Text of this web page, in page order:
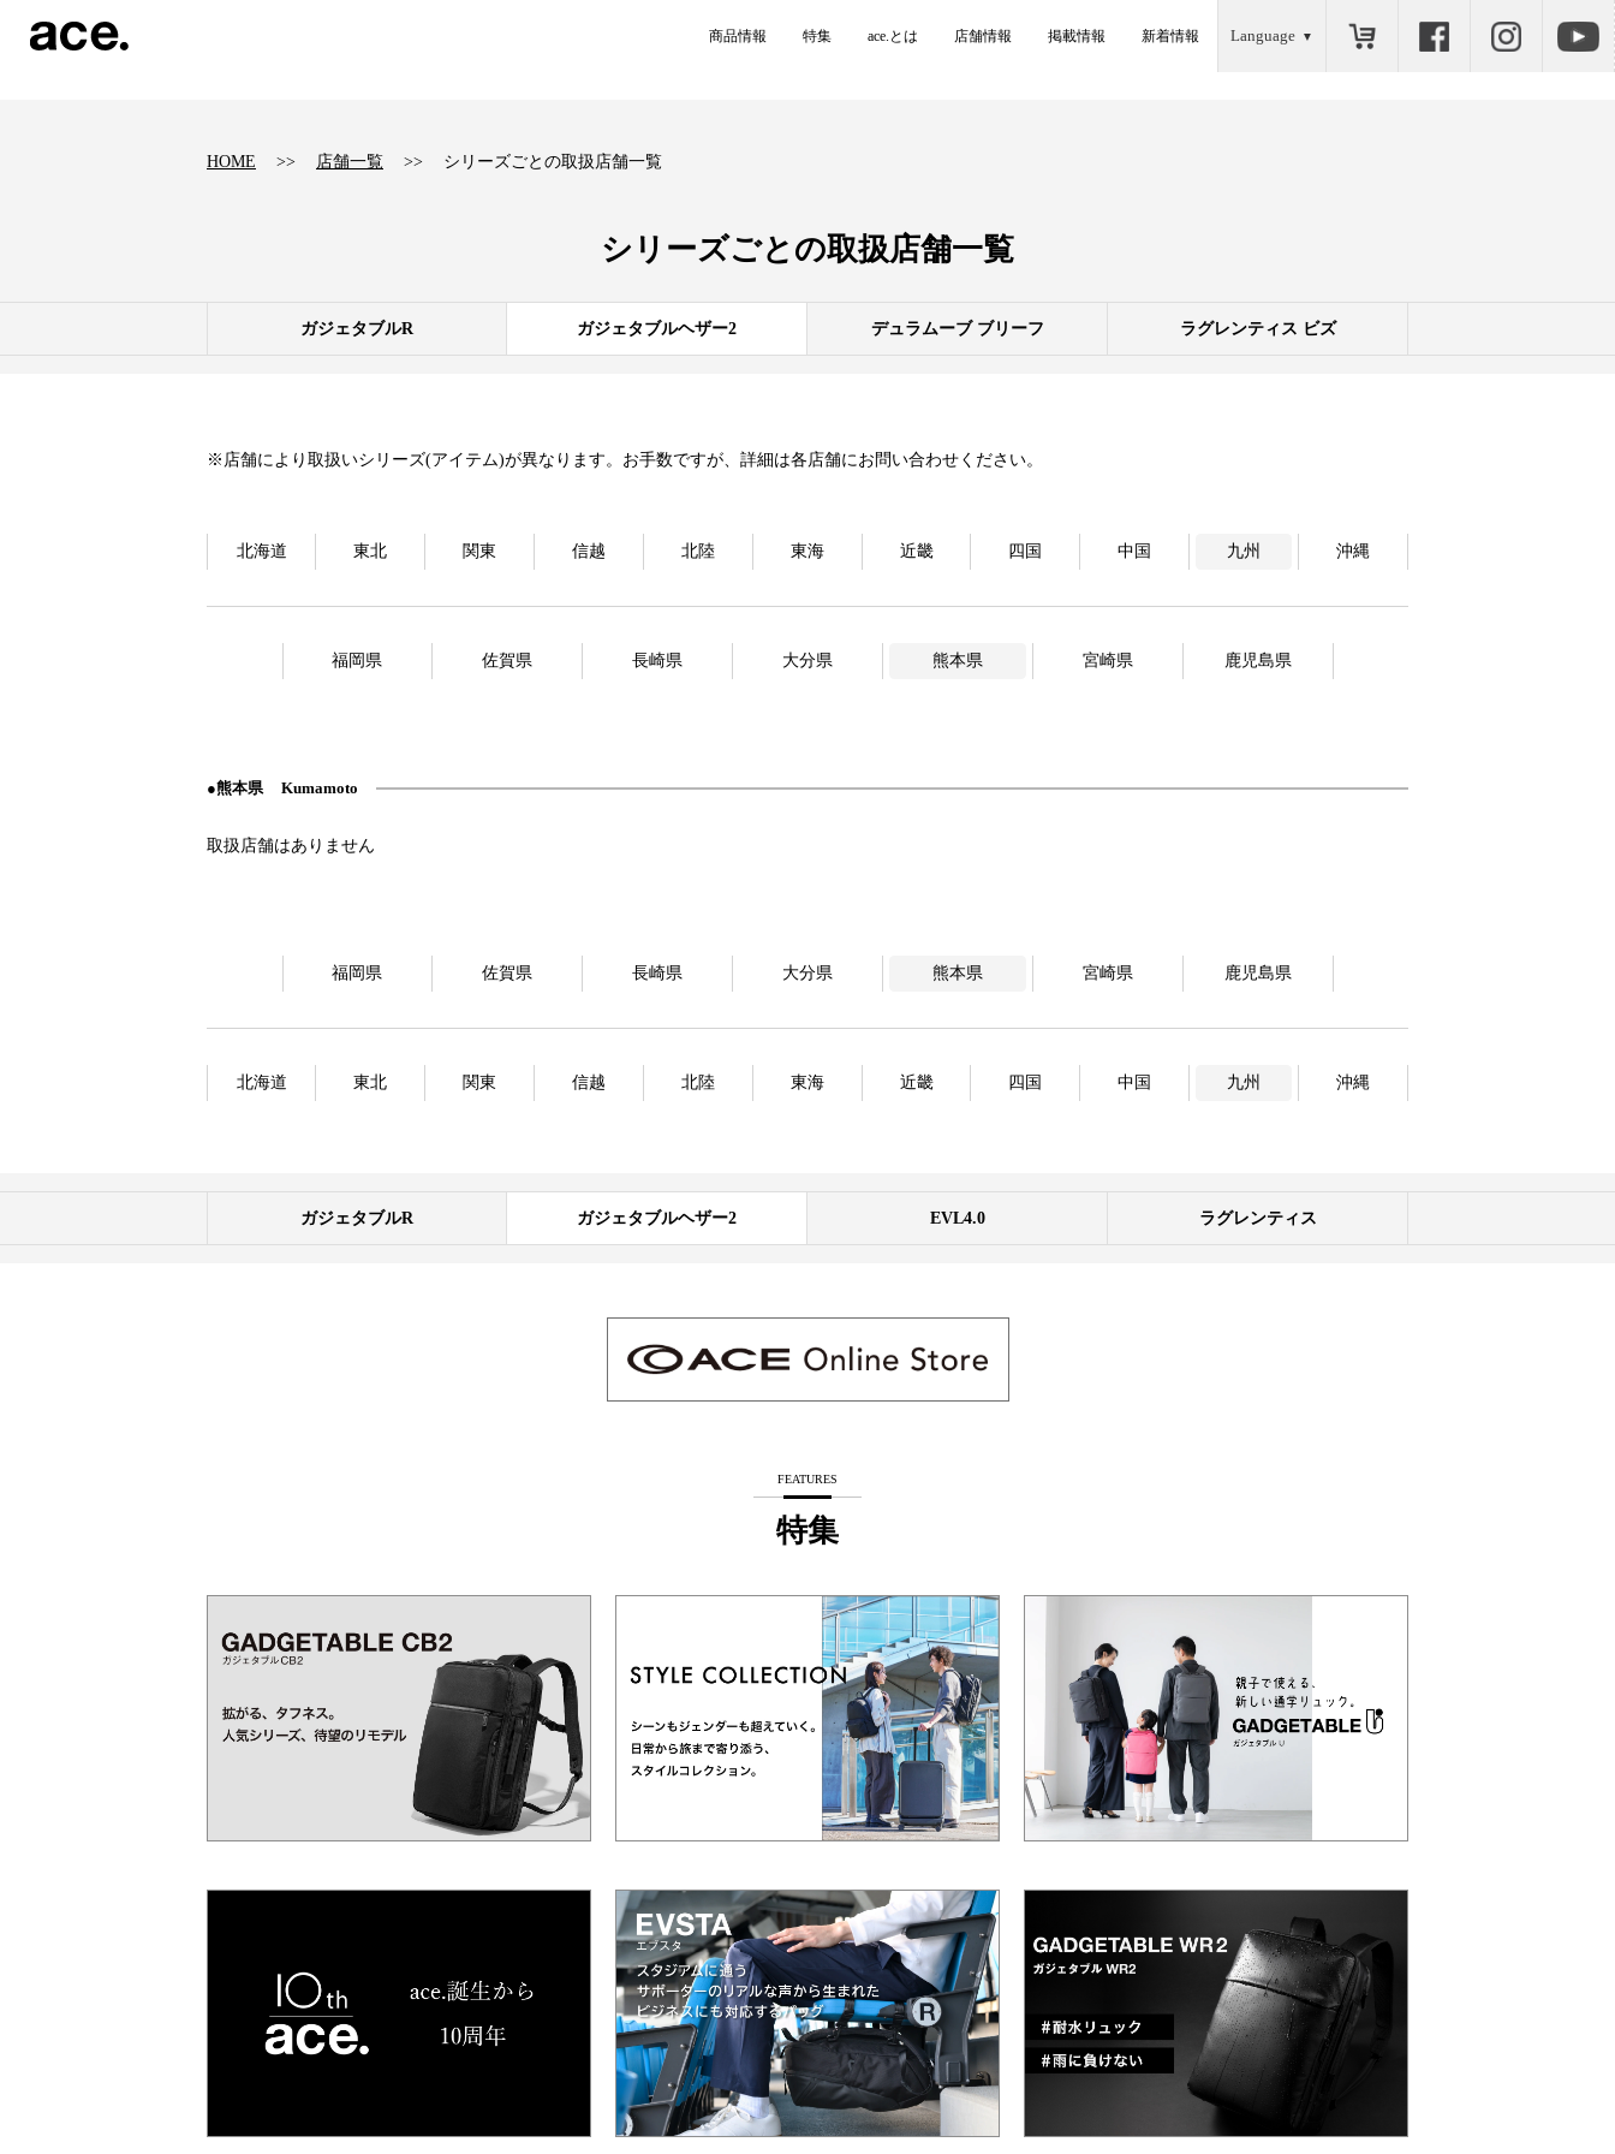
商品情報 特集 ace.とは 店舗情報 掲載情報 新着情報 Language
HOME 店舗一覧 シリーズごとの取扱店舗一覧
シリーズごとの取扱店舗一覧
ガジェタブルR ガジェタブルヘザー2 デュラムーブ ブリーフ ラグレンティス ビズ
※店舗により取扱いシリーズ(アイテム)が異なります。お手数ですが、詳細は各店舗にお問い合わせください。
北海道 東北 関東 信越 北陸 東海 近畿 四国 中国 九州 沖縄
福岡県 佐賀県 長崎県 大分県 熊本県 宮崎県 鹿児島県
熊本県 Kumamoto
福岡県 佐賀県 長崎県 大分県 熊本県 宮崎県 鹿児島県
北海道 東北 関東 信越 北陸 東海 近畿 四国 中国 九州 沖縄
ガジェタブルR ガジェタブルヘザー2 EVL4.0 ラグレンティス
FEATURES
特集